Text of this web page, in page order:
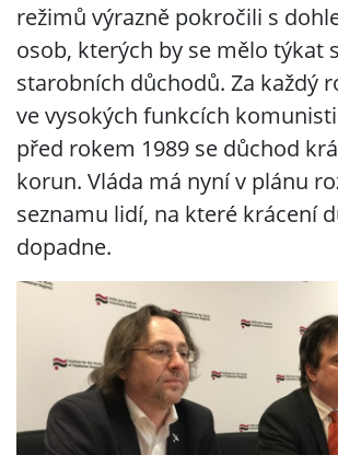
režimů výrazně pokročili s
osob, kterých by se mělo týkat
starobních důchodů. Za každý
ve vysokých funkcích
před rokem 1989 se důchod
korun. Vláda má nyní v plánu
seznamu lidí, na které krácení
dopadne.